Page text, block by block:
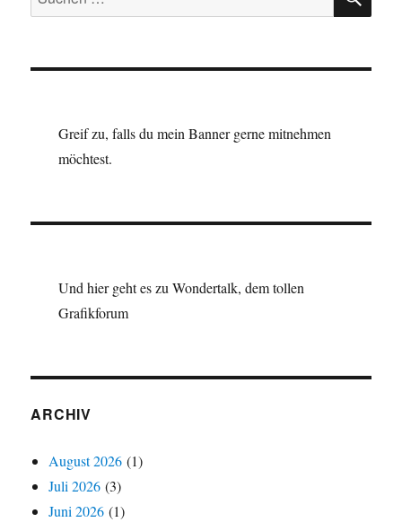
nach:
Greif zu, falls du mein Banner gerne mitnehmen
möchtest.
Und hier geht es zu Wondertalk, dem tollen
Grafikforum
ARCHIV
August 2026 (1)
Juli 2026 (3)
Juni 2026 (1)